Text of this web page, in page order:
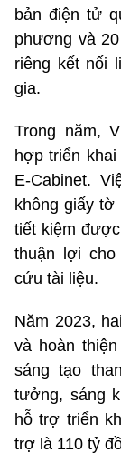
bản điện tử
phương và
riêng kết nối
gia.
Trong năm,
hợp triển
E-Cabinet.
không giấy tờ
tiết kiệm
thuận lợi
cứu tài liệu.
Năm 2023,
và hoàn
sáng tạo
tưởng, sáng
hỗ trợ triển
trợ là 110 tỷ